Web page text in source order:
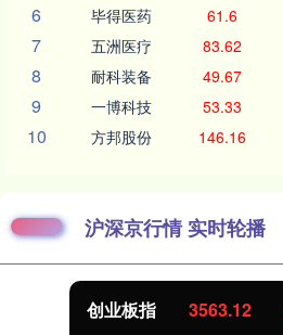
6 毕得医药 61.6
7 五洲医疗 83.62
8 耐科装备 49.67
9 一博科技 53.33
10 方邦股份 146.16
沪深京行情 实时轮播
创业板指 3563.12